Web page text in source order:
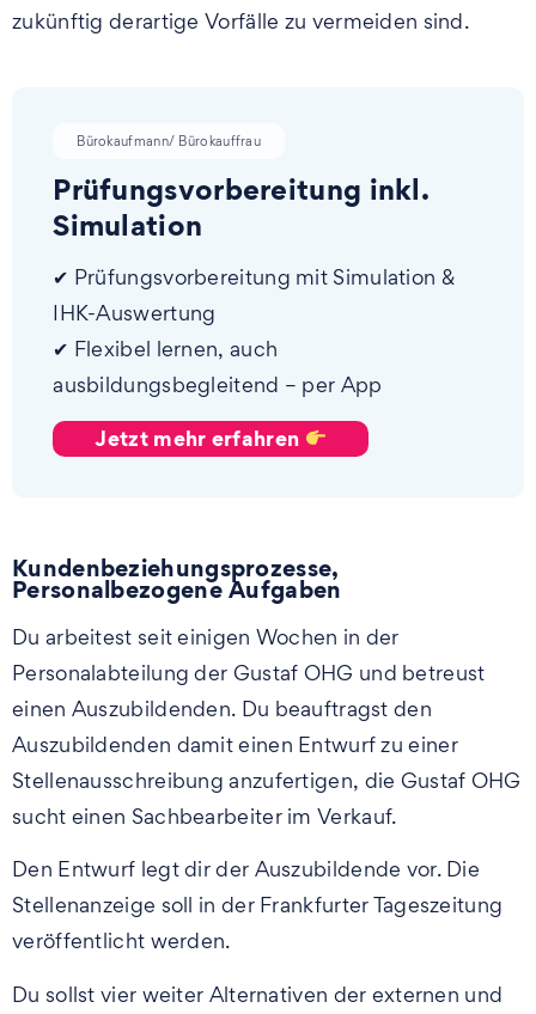
zukünftig derartige Vorfälle zu vermeiden sind.
Bürokaufmann/ Bürokauffrau
Prüfungsvorbereitung inkl.
Simulation
✔ Prüfungsvorbereitung mit Simulation &
IHK-Auswertung
✔ Flexibel lernen, auch
ausbildungsbegleitend – per App
Jetzt mehr erfahren
Kundenbeziehungsprozesse,
Personalbezogene Aufgaben
Du arbeitest seit einigen Wochen in der
Personalabteilung der Gustaf OHG und betreust
einen Auszubildenden. Du beauftragst den
Auszubildenden damit einen Entwurf zu einer
Stellenausschreibung anzufertigen, die Gustaf OHG
sucht einen Sachbearbeiter im Verkauf.
Den Entwurf legt dir der Auszubildende vor. Die
Stellenanzeige soll in der Frankfurter Tageszeitung
veröffentlicht werden.
Du sollst vier weiter Alternativen der externen und